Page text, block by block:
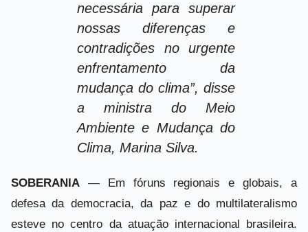
necessária para superar
nossas diferenças e
contradições no urgente
enfrentamento da
mudança do clima”, disse
a ministra do Meio
Ambiente e Mudança do
Clima, Marina Silva.
SOBERANIA — Em fóruns regionais e globais, a
defesa da democracia, da paz e do multilateralismo
esteve no centro da atuação internacional brasileira.